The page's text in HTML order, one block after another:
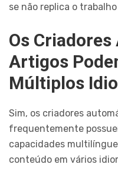
se não replica o
Os
Artigos
Múltiplos
Sim, os criadores
frequentemente
capacidades
conteúdo em vários